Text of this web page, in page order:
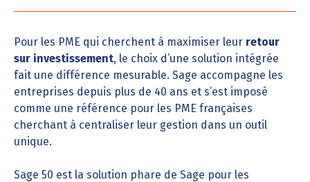
Pour les PME qui cherchent à maximiser leur retour
sur investissement, le choix d’une solution intégrée
fait une différence mesurable. Sage accompagne les
entreprises depuis plus de 40 ans et s’est imposé
comme une référence pour les PME françaises
cherchant à centraliser leur gestion dans un outil
unique.
Sage 50 est la solution phare de Sage pour les